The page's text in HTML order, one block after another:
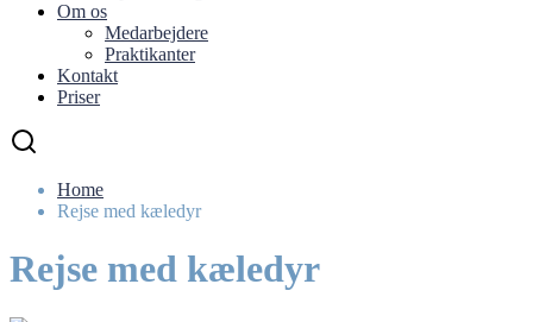
Om os
Medarbejdere
Praktikanter
Kontakt
Priser
Home
Rejse med kæledyr
Rejse med kæledyr